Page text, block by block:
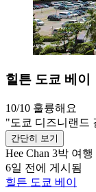
힐튼 도쿄 베이
10/10 훌륭해요
"도쿄 디즈니랜드
간단히 보기
Hee Chan 3박 여행
6일 전에 게시됨
힐튼 도쿄 베이